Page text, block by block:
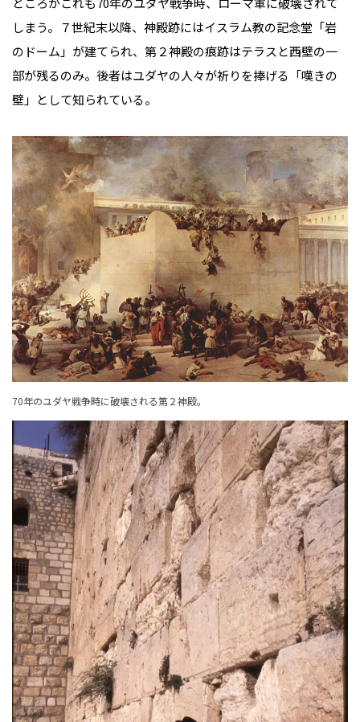
しまう。７世紀末以降、神殿跡にはイスラム教の記念堂「岩
のドーム」が建てられ、第２神殿の痕跡はテラスと西壁の一
部が残るのみ。後者はユダヤの人々が祈りを捧げる「嘆きの
壁」として知られている。
70年のユダヤ戦争時に破壊される第２神殿。